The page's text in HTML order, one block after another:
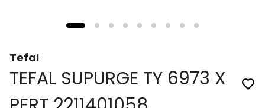
Tefal
TEFAL SUPURGE TY 6973 X